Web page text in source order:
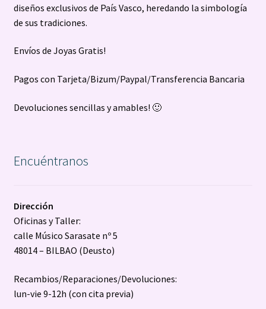
diseños exclusivos de País Vasco, heredando la simbología
de sus tradiciones.
Envíos de Joyas Gratis!
Pagos con Tarjeta/Bizum/Paypal/Transferencia Bancaria
Devoluciones sencillas y amables! 🙂
Encuéntranos
Dirección
Oficinas y Taller:
calle Músico Sarasate nº 5
48014 – BILBAO (Deusto)
Recambios/Reparaciones/Devoluciones:
lun-vie 9-12h (con cita previa)